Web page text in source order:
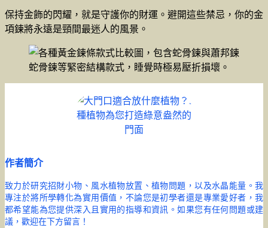
保持金飾的閃耀，就是守護你的財運。避開這些禁忌，你的金
項鍊將永遠是頸間最迷人的風景。
蛇骨鍊等緊密結構款式，睡覺時極易壓折損壞。
作者簡介
致力於研究招財小物、風水植物放置、植物問題，以及水晶能量。我
專注於將所學轉化為實用價值，不論您是初學者還是專業愛好者，我
都希望能為您提供深入且實用的指導和資訊。如果您有任何問題或建
議，歡迎在下方留言！